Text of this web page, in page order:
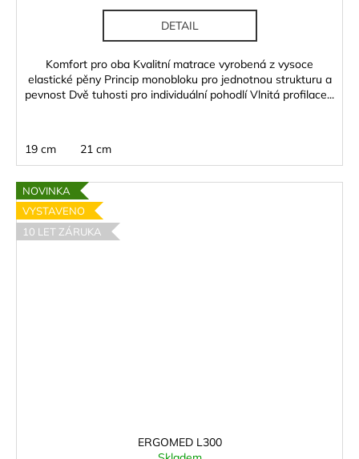
DETAIL
Komfort pro oba Kvalitní matrace vyrobená z vysoce
elastické pěny Princip monobloku pro jednotnou strukturu a
pevnost Dvě tuhosti pro individuální pohodlí Vlnitá profilace...
19 cm 21 cm
NOVINKA
VYSTAVENO
10 LET ZÁRUKA
ERGOMED L300